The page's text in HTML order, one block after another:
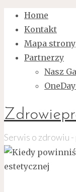
Home
Kontakt
Mapa strony
Partnerzy
Nasz
Serwis o zdrowiu